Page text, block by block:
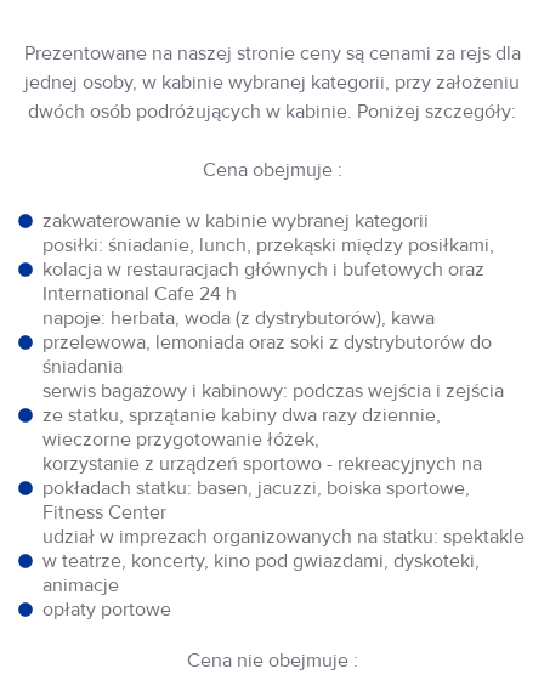
Prezentowane na naszej stronie ceny są cenami za rejs dla
jednej osoby, w kabinie wybranej kategorii, przy założeniu
dwóch osób podróżujących w kabinie. Poniżej szczegóły:
Cena obejmuje :
zakwaterowanie w kabinie wybranej kategorii
posiłki: śniadanie, lunch, przekąski między posiłkami,
kolacja w restauracjach głównych i bufetowych oraz
International Cafe 24 h
napoje: herbata, woda (z dystrybutorów), kawa
przelewowa, lemoniada oraz soki z dystrybutorów do
śniadania
serwis bagażowy i kabinowy: podczas wejścia i zejścia
ze statku, sprzątanie kabiny dwa razy dziennie,
wieczorne przygotowanie łóżek,
korzystanie z urządzeń sportowo - rekreacyjnych na
pokładach statku: basen, jacuzzi, boiska sportowe,
Fitness Center
udział w imprezach organizowanych na statku: spektakle
w teatrze, koncerty, kino pod gwiazdami, dyskoteki,
animacje
opłaty portowe
Cena nie obejmuje :